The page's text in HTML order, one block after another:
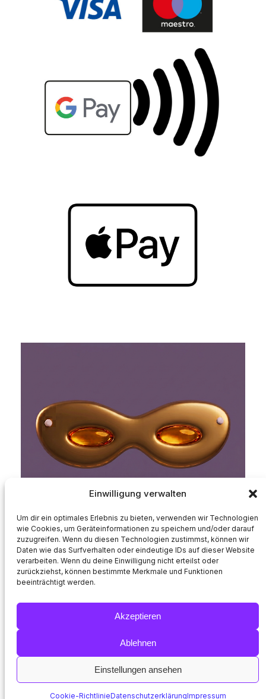
Einwilligung verwalten
Um dir ein optimales Erlebnis zu bieten, verwenden wir Technologien
wie Cookies, um Geräteinformationen zu speichern und/oder darauf
zuzugreifen. Wenn du diesen Technologien zustimmst, können wir
Daten wie das Surfverhalten oder eindeutige IDs auf dieser Website
verarbeiten. Wenn du deine Einwilligung nicht erteilst oder
zurückziehst, können bestimmte Merkmale und Funktionen
beeinträchtigt werden.
Akzeptieren
Ablehnen
Einstellungen ansehen
Cookie-RichtlinieDatenschutzerklärungImpressum
© 2007-2026 ClothingLand – Kostüme & Masken, Berlin